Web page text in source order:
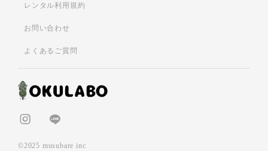
©2025 musubare inc
レンタル利用規約
お問い合わせ
よくあるご質問